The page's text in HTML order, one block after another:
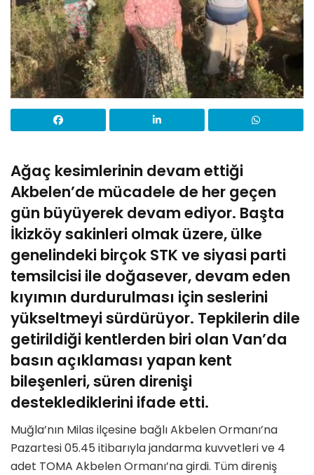
Ağaç kesimlerinin devam ettiği
Akbelen’de mücadele de her geçen
gün büyüyerek devam ediyor. Başta
İkizköy sakinleri olmak üzere, ülke
genelindeki birçok STK ve siyasi parti
temsilcisi ile doğasever, devam eden
kıyımın durdurulması için seslerini
yükseltmeyi sürdürüyor. Tepkilerin dile
getirildiği kentlerden biri olan Van’da
basın açıklaması yapan kent
bileşenleri, süren direnişi
desteklediklerini ifade etti.
Muğla’nın Milas ilçesine bağlı Akbelen Ormanı’na
Pazartesi 05.45 itibarıyla jandarma kuvvetleri ve 4
adet TOMA Akbelen Ormanı’na girdi. Tüm direniş